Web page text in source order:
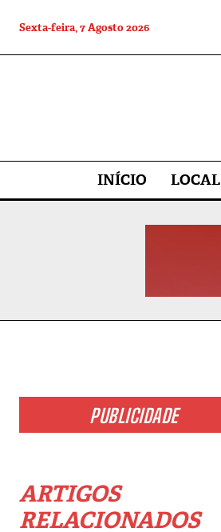
Sexta-feira, 7 Agosto 2026
INÍCIO LOCAL
PUBLICIDADE
ARTIGOS
RELACIONADOS